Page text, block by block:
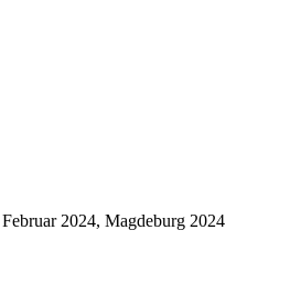
2024, Magdeburg 2024